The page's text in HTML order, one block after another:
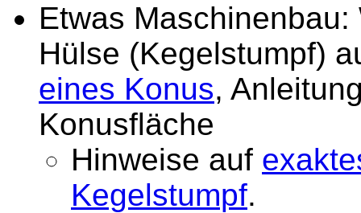
Etwas
Hülse (Kegelstumpf)
eines Konus,
Konusfläche
Hinweise auf
Kegelstumpf.